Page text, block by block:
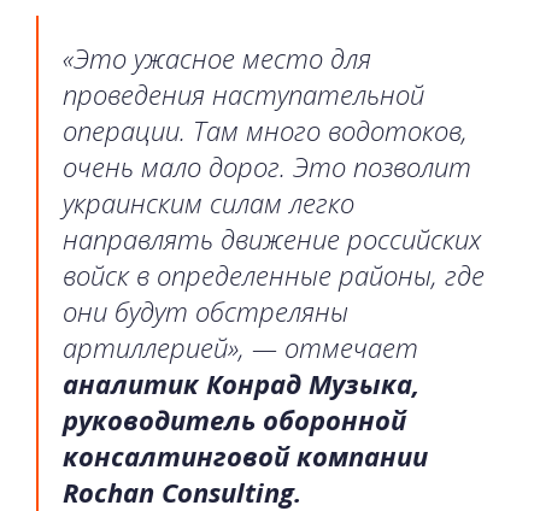
«Это ужасное место для
проведения наступательной
операции. Там много водотоков,
очень мало дорог. Это позволит
украинским силам легко
направлять движение российских
войск в определенные районы, где
они будут обстреляны
артиллерией», — отмечает
аналитик Конрад Музыка,
руководитель оборонной
консалтинговой компании
Rochan Consulting.